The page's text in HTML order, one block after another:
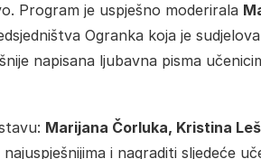
Program je uspješno moderirala
Ogranka koja je
napisana ljubavna pisma
Marijana Čorluka, Kristina
i nagraditi sljedeće